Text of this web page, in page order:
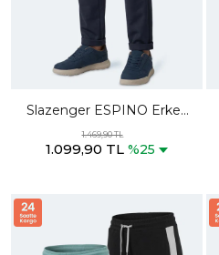
Slazenger ESPINO Erkek
Cepli Lacivert Eşofman Altı
1.469,90 TL
1.099,90 TL %25